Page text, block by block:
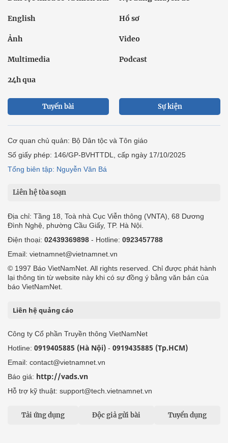
English Hồ sơ
Ảnh Video
Multimedia Podcast
24h qua
Tuyến bài Sự kiện
Cơ quan chủ quản: Bộ Dân tộc và Tôn giáo
Số giấy phép: 146/GP-BVHTTDL, cấp ngày 17/10/2025
Tổng biên tập: Nguyễn Văn Bá
Liên hệ tòa soạn
Địa chỉ: Tầng 18, Toà nhà Cục Viễn thông (VNTA), 68 Dương
Đình Nghệ, phường Cầu Giấy, TP. Hà Nội.
Điện thoại: 02439369898 - Hotline: 0923457788
Email: vietnamnet@vietnamnet.vn
© 1997 Báo VietNamNet. All rights reserved. Chỉ được phát hành
lại thông tin từ website này khi có sự đồng ý bằng văn bản của
báo VietNamNet.
Liên hệ quảng cáo
Công ty Cổ phần Truyền thông VietNamNet
Hotline: 0919405885 (Hà Nội) - 0919435885 (Tp.HCM)
Email: contact@vietnamnet.vn
Báo giá: http://vads.vn
Hỗ trợ kỹ thuật: support@tech.vietnamnet.vn
Tải ứng dụng Độc giả gửi bài Tuyển dụng